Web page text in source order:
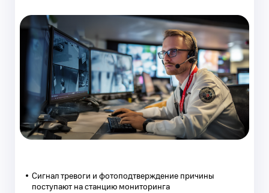
Сигнал тревоги и фотоподтверждение причины
поступают на станцию мониторинга